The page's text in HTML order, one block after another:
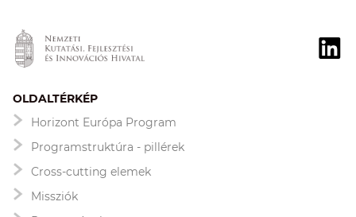
OLDALTÉRKÉP
Horizont Európa Program
Programstruktúra - pillérek
Cross-cutting elemek
Missziók